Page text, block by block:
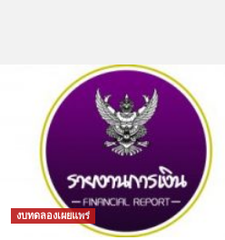
งบทดลองเผยแพร่